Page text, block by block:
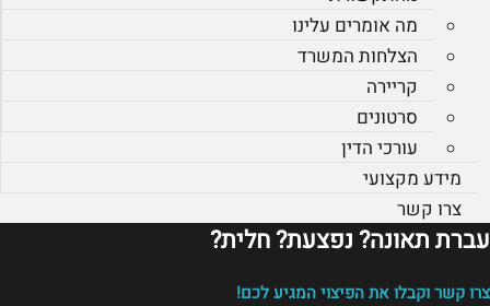
מה אומרים עלינו
הצלחות המשרד
קריירה
סרטונים
עורכי הדין
מידע מקצועי
צרו קשר
עברת תאונה? נפצעת? חלית?​
צרו קשר וקבלו את הפיצוי המגיע לכם!